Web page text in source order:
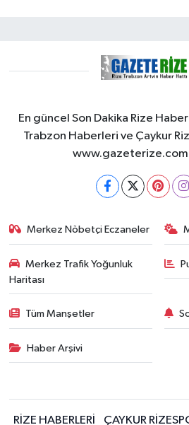
En güncel Son Dakika Rize
Trabzon Haberleri ve Çaykur
www.gazeterize.com
Merkez Nöbetçi Eczaneler
Merkez Trafik Yoğunluk
Haritası
Tüm Manşetler
Haber Arşivi
RİZE HABERLERİ ÇAYKUR